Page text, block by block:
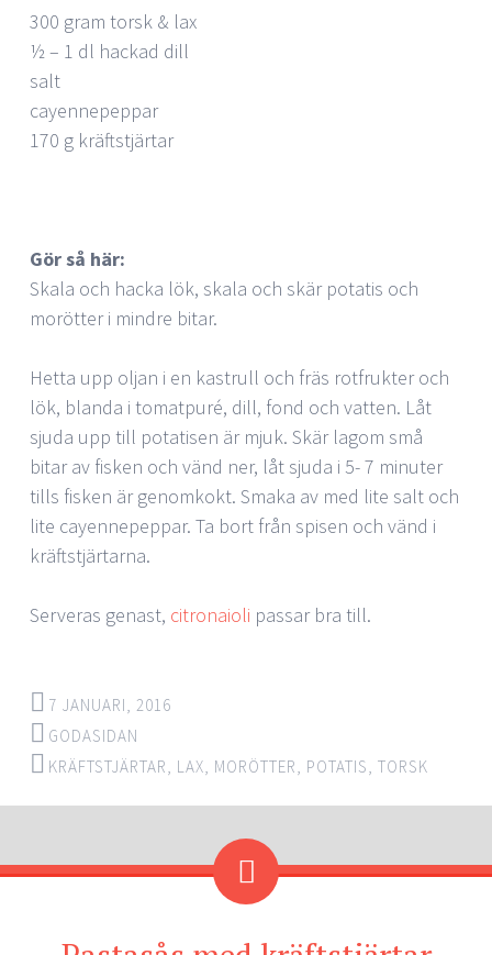
300 gram torsk & lax
½ – 1 dl hackad dill
salt
cayennepeppar
170 g kräftstjärtar
Gör så här:
Skala och hacka lök, skala och skär potatis och
morötter i mindre bitar.
Hetta upp oljan i en kastrull och fräs rotfrukter och
lök, blanda i tomatpuré, dill, fond och vatten. Låt
sjuda upp till potatisen är mjuk. Skär lagom små
bitar av fisken och vänd ner, låt sjuda i 5- 7 minuter
tills fisken är genomkokt. Smaka av med lite salt och
lite cayennepeppar. Ta bort från spisen och vänd i
kräftstjärtarna.
Serveras genast, citronaioli passar bra till.
7 JANUARI, 2016
GODASIDAN
KRÄFTSTJÄRTAR, LAX, MORÖTTER, POTATIS, TORSK